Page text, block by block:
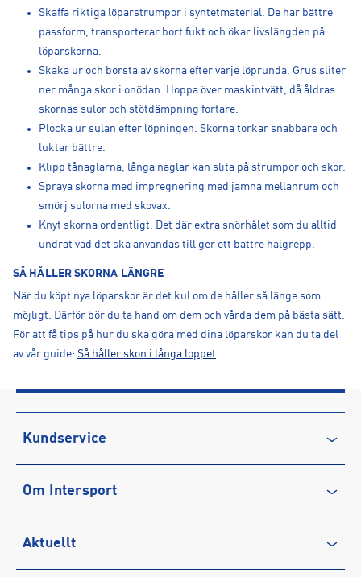
Skaffa riktiga löparstrumpor i syntetmaterial. De har bättre
passform, transporterar bort fukt och ökar livslängden på
löparskorna.
Skaka ur och borsta av skorna efter varje löprunda. Grus sliter
ner många skor i onödan. Hoppa över maskintvätt, då åldras
skornas sulor och stötdämpning fortare.
Plocka ur sulan efter löpningen. Skorna torkar snabbare och
luktar bättre.
Klipp tånaglarna, långa naglar kan slita på strumpor och skor.
Spraya skorna med impregnering med jämna mellanrum och
smörj sulorna med skovax.
Knyt skorna ordentligt. Det där extra snörhålet som du alltid
undrat vad det ska användas till ger ett bättre hälgrepp.
SÅ HÅLLER SKORNA LÄNGRE
När du köpt nya löparskor är det kul om de håller så länge som
möjligt. Därför bör du ta hand om dem och vårda dem på bästa sätt.
För att få tips på hur du ska göra med dina löparskor kan du ta del
av vår guide: Så håller skon i långa loppet.
Kundservice
Vanliga frågor & svar
Köpvillkor
Integritetspolicy
Om Intersport
Karriär på INTERSPORT
Aktuellt